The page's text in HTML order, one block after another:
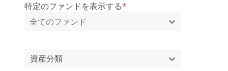
特定のファンドを表示する*
全てのファンド
資産分類